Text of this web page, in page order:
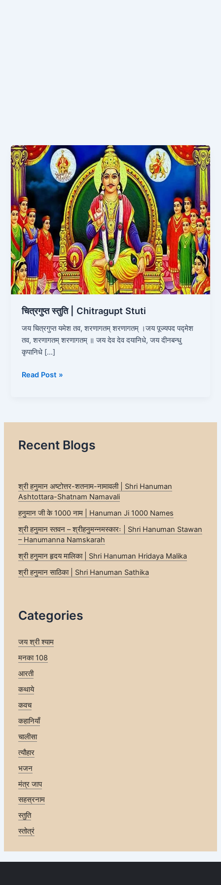
चित्रगुप्त स्तुति | Chitragupt Stuti
जय चित्रगुप्त यमेश तव, शरणागतम् शरणागतम् ।जय पूज्यपद पद्मेश
तव, शरणागतम् शरणागतम् ॥ जय देव देव दयानिधे, जय दीनबन्धु
कृपानिधे […]
चित्रगुप्त
स्तुति
|
Chitragupt
Stuti
Read Post »
Recent Blogs
श्री हनुमान अष्टोत्तर-शतनाम-नामावली | Shri Hanuman
Ashtottara-Shatnam Namavali
हनुमान जी के 1000 नाम | Hanuman Ji 1000 Names
श्री हनुमान स्तवन – श्रीहनुमन्नमस्कारः | Shri Hanuman Stawan
– Hanumanna Namskarah
श्री हनुमान हृदय मालिका | Shri Hanuman Hridaya Malika
श्री हनुमान साठिका | Shri Hanuman Sathika
Categories
जय श्री श्याम
मनका 108
आरती
कथाये
कवच
कहानियाँ
चालीसा
त्यौहार
भजन
मंत्र जाप
सहस्रनाम
स्तुति
स्तोत्रं